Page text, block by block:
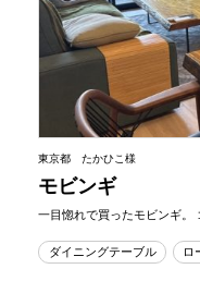
東京都 たかひこ様
モビンギ
一目惚れで買ったモビンギ。
ダイニングテーブル ロ